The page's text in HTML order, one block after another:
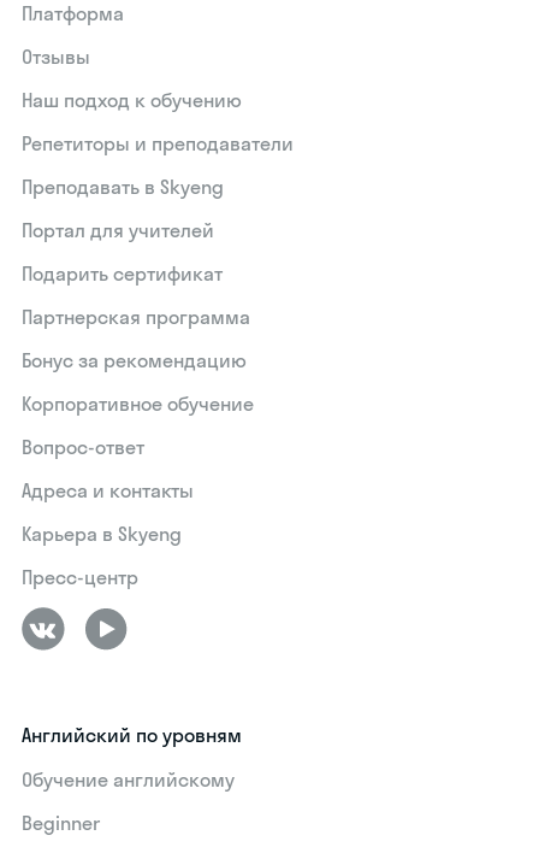
Платформа
Отзывы
Наш подход к обучению
Репетиторы и преподаватели
Преподавать в Skyeng
Портал для учителей
Подарить сертификат
Партнерская программа
Бонус за рекомендацию
Корпоративное обучение
Вопрос-ответ
Адреса и контакты
Карьера в Skyeng
Пресс-центр
Английский по уровням
Обучение английскому
Beginner